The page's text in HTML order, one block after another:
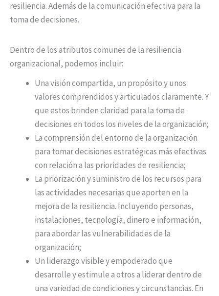
resiliencia. Además de la comunicación efectiva para la
toma de decisiones.
Dentro de los atributos comunes de la resiliencia
organizacional, podemos incluir:
Una visión compartida, un propósito y unos
valores comprendidos y articulados claramente. Y
que estos brinden claridad para la toma de
decisiones en todos los niveles de la organización;
La comprensión del entorno de la organización
para tomar decisiones estratégicas más efectivas
con relación a las prioridades de resiliencia;
La priorización y suministro de los recursos para
las actividades necesarias que aporten en la
mejora de la resiliencia. Incluyendo personas,
instalaciones, tecnología, dinero e información,
para abordar las vulnerabilidades de la
organización;
Un liderazgo visible y empoderado que
desarrolle y estimule a otros a liderar dentro de
una variedad de condiciones y circunstancias. En